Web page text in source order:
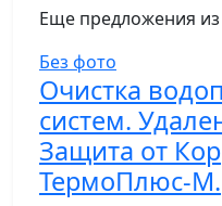
Еще предложения из
Без фото
Очистка
систем.
Защита от
ТермоПлюс-М.